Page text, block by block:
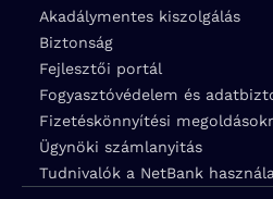
Akadálymentes kiszolgálás
Biztonság
Fejlesztői portál
Fogyasztóvédelem és
Fizetéskönnyítési
Ügynöki számlanyitás
Tudnivalók a NetBank